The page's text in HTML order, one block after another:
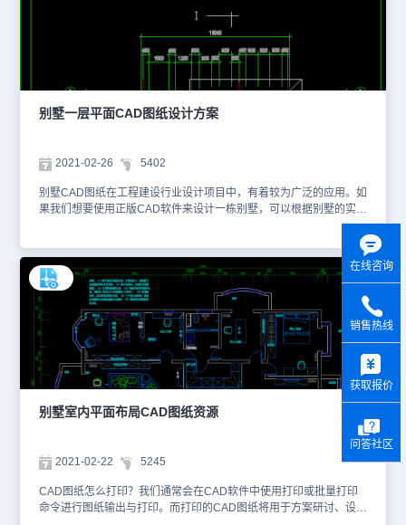
纸，我们可以使用CAD快速看图软件来了解。该别墅首层平面CAD
图纸主要绘制了别墅首层、二层的平面设计图，并将一些关键部件的
结构和剖面图做了放大绘制，便于施工人员可以据此注意施工细节和
技术要点。大家可以使用国产CAD软件、浩辰CAD看图王或者浩辰
材仅用于互相学习资料，请勿商用。更多图纸库资源可访问浩辰CAD
官网进行学习。
别墅一层平面CAD图纸设计方案
2021-02-26 5402
别墅CAD图纸在工程建设行业设计项目中，有着较为广泛的应用。如
果我们想要使用正版CAD软件来设计一栋别墅，可以根据别墅的实际
情况、用户的应用需求和审美需求来绘制相关的CAD图纸，并且借鉴
一些建筑CAD图纸下载资源的相关素材内容。小编整理了与建筑设计
相关的别墅一层平面CAD图纸提供给大家。关于这些CAD图纸快速
查看，大家可以使用CAD快速看图软件来了解。该别墅一层平面
CAD图纸主要绘制了别墅原始的一层平面空间结构，并且根据应用需
求划分了相应的功能区域，用CAD文字进行名称标注，让用户能直接
读取相关信息。该别墅一层平面CAD图纸是DWG格式，大家可以使
用国产CAD软件、浩辰CAD看图王或者浩辰CAD官网进行在线查
看，便于参考。本素材仅用于互相学习资料，请勿商用。更多图纸库
资源可访问浩辰CAD官网进行学习。
别墅室内平面布局CAD图纸资源
2021-02-22 5245
CAD图纸怎么打印？我们通常会在CAD软件中使用打印或批量打印
命令进行图纸输出与打印。而打印的CAD图纸将用于方案研讨、设计
在线咨询
销售热线
获取报价
问答社区